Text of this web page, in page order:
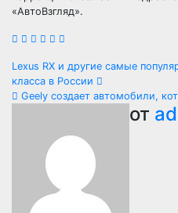
«АвтоВзгляд».
Навигация
по
записям
Lexus RX и другие самые
класса в России
Geely создает автомобили,
от